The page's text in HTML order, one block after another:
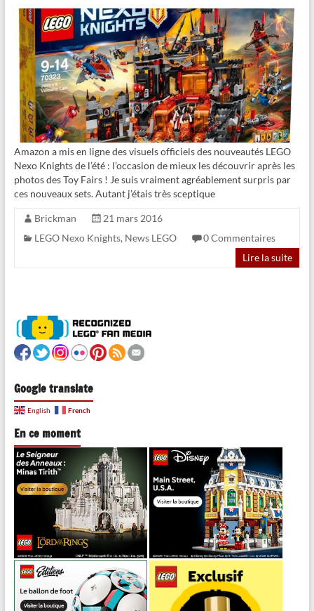
Amazon a mis en ligne des visuels officiels des nouveautés LEGO
Nexo Knights de l’été : l’occasion de mieux les découvrir après les
photos des Toy Fairs ! Je suis vraiment agréablement surpris par
ces nouveaux sets. Autant j’étais très sceptique
Brickman
21 mars 2016
LEGO Nexo Knights, News LEGO
0 Commentaires
Lire la suite
Google translate
English French
En ce moment